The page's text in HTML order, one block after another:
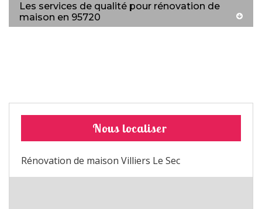
Les services de qualité pour rénovation de
maison en 95720
Nous localiser
Rénovation de maison Villiers Le Sec